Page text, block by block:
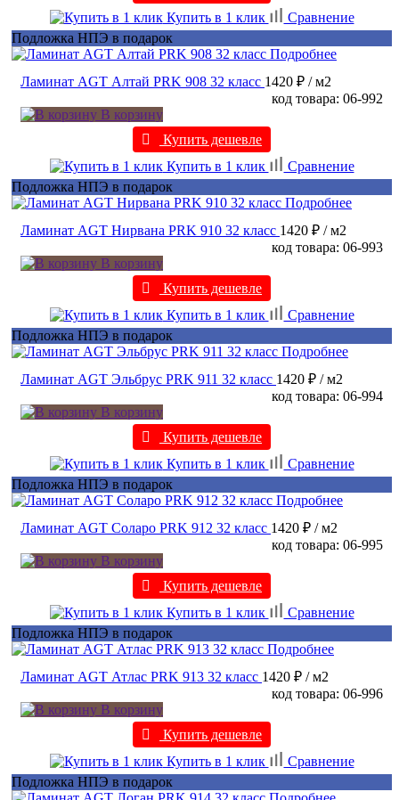
Купить в 1 клик
Сравнение
Подложка НПЭ в подарок
Подробнее
Ламинат AGT Алтай PRK 908 32 класс 1420 ₽ / м2
код товара: 06-992
В корзину
Купить дешевле
Купить в 1 клик
Сравнение
Подложка НПЭ в подарок
Подробнее
Ламинат AGT Нирвана PRK 910 32 класс 1420 ₽ / м2
код товара: 06-993
В корзину
Купить дешевле
Купить в 1 клик
Сравнение
Подложка НПЭ в подарок
Подробнее
Ламинат AGT Эльбрус PRK 911 32 класс 1420 ₽ / м2
код товара: 06-994
В корзину
Купить дешевле
Купить в 1 клик
Сравнение
Подложка НПЭ в подарок
Подробнее
Ламинат AGT Соларо PRK 912 32 класс 1420 ₽ / м2
код товара: 06-995
В корзину
Купить дешевле
Купить в 1 клик
Сравнение
Подложка НПЭ в подарок
Подробнее
Ламинат AGT Атлас PRK 913 32 класс 1420 ₽ / м2
код товара: 06-996
В корзину
Купить дешевле
Купить в 1 клик
Сравнение
Подложка НПЭ в подарок